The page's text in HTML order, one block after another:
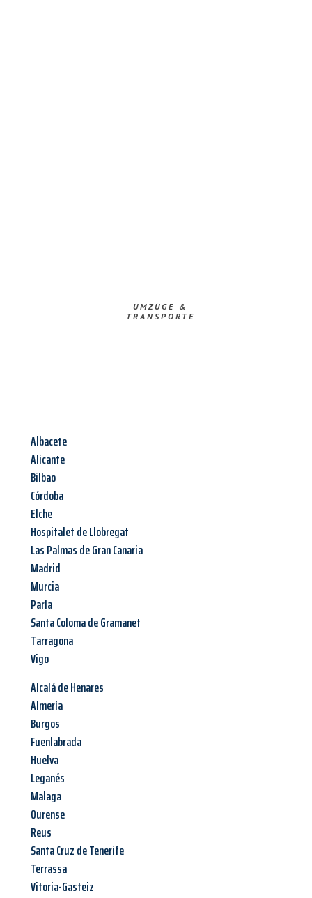
UMZÜGE &
TRANSPORTE
Albacete
Alicante
Bilbao
Córdoba
Elche
Hospitalet de Llobregat
Las Palmas de Gran Canaria
Madrid
Murcia
Parla
Santa Coloma de Gramanet
Tarragona
Vigo
Alcalá de Henares
Almería
Burgos
Fuenlabrada
Huelva
Leganés
Malaga
Ourense
Reus
Santa Cruz de Tenerife
Terrassa
Vitoria-Gasteiz